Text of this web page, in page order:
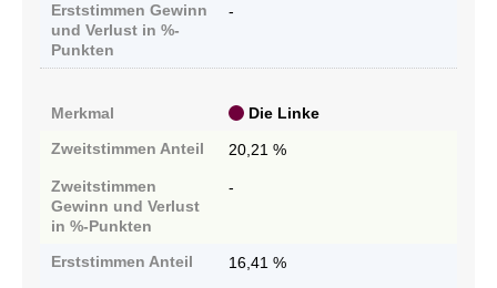
Erststimmen Gewinn
und Verlust in %-
Punkten
-
Merkmal
Die Linke
Zweitstimmen Anteil 20,21 %
Zweitstimmen
Gewinn und Verlust
in %-Punkten
-
Erststimmen Anteil 16,41 %